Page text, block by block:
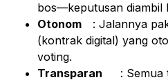
bos—keputusan diambil
Otonom
(kontrak digital) yang
voting.
Transparan